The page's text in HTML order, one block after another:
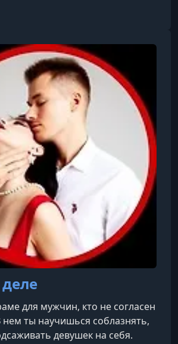
для мужчин, кто не согласен
ты научишься соблазнять,
девушек на себя.